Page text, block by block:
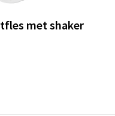
met shaker